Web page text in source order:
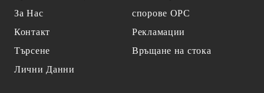
За Нас
Контакт
Търсене
Лични Данни
спорове OPC
Рекламации
Връщане на стока